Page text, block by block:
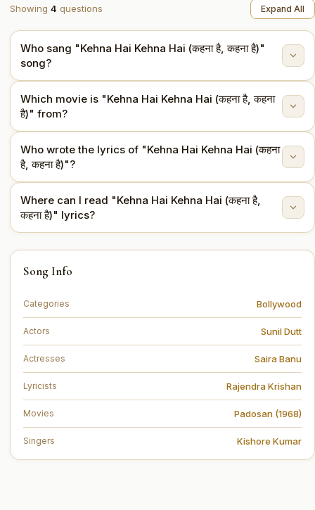
Showing 4 questions Expand All
Who sang "Kehna Hai Kehna Hai (कहना है, कहना है)"
song?
"Kehna Hai Kehna Hai (कहना है, कहना है)" is sung by
Kishore Kumar.
Which movie is "Kehna Hai Kehna Hai (कहना है, कहना
है)" from?
This song is from the movie Padosan (1968).
Who wrote the lyrics of "Kehna Hai Kehna Hai (कहना
है, कहना है)"?
The lyrics are written by Rajendra Krishan.
Where can I read "Kehna Hai Kehna Hai (कहना है,
कहना है)" lyrics?
You can read the full lyrics of "Kehna Hai Kehna Hai
(कहना है, कहना है)" on this page.
Song Info
Categories Bollywood
Actors Sunil Dutt
Actresses Saira Banu
Lyricists Rajendra Krishan
Movies Padosan (1968)
Singers Kishore Kumar